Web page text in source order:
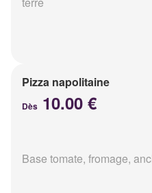
Pizza napolitaine
Dès 10.00 €
Base tomate, fromage,